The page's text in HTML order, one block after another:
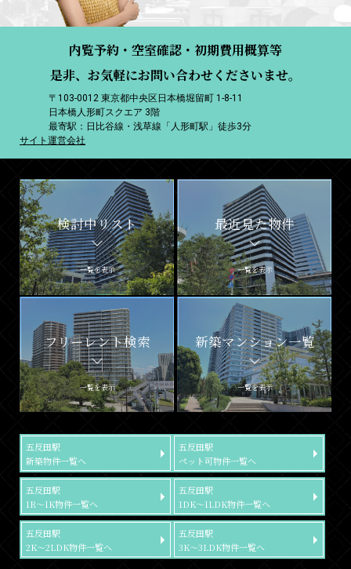
内覧予約・空室確認・初期費用概算等
是非、お気軽にお問い合わせくださいませ。
〒103-0012 東京都中央区日本橋堀留町 1-8-11
日本橋人形町スクエア 3階
最寄駅：日比谷線・浅草線「人形町駅」徒歩3分
サイト運営会社
検討中リスト
一覧を表示
最近見た物件
一覧を表示
フリーレント検索
一覧を表示
新築マンション一覧
一覧を表示
五反田駅
新築物件一覧へ
五反田駅
ペット可物件一覧へ
五反田駅
1R～1K物件一覧へ
五反田駅
1DK～1LDK物件一覧へ
五反田駅
2K～2LDK物件一覧へ
五反田駅
3K～3LDK物件一覧へ